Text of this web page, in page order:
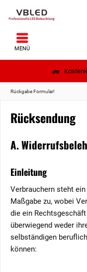
MENÜ
Rückgabe Formular!
Rücksendung
A.
Einleitung
Verbrauchern steht
Maßgabe zu, wobei
die ein
überwiegend weder
selbständigen
können: